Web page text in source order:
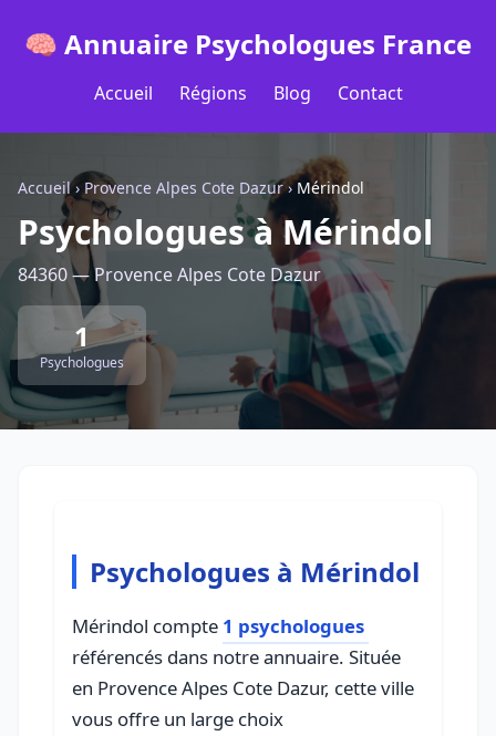
🧠 Annuaire Psychologues France
Accueil Régions Blog Contact
Accueil› Provence Alpes Cote Dazur›Mérindol
Psychologues à Mérindol
84360 — Provence Alpes Cote Dazur
1
Psychologues
Psychologues à Mérindol
Mérindol compte 1 psychologues
référencés dans notre annuaire. Située
en Provence Alpes Cote Dazur, cette ville
vous offre un large choix